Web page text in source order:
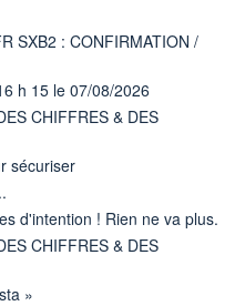
SXB2 : CONFIRMATION /
h 15 le 07/08/2026
CHIFFRES & DES
sécuriser
d'intention ! Rien ne va plus.
CHIFFRES & DES
»